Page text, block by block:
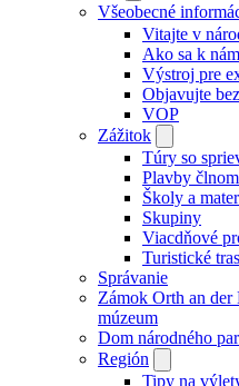
Všeobecné
Vitajte v
Ako sa k
Výstroj pre
Objavujte
VOP
Zážitok
Túry so
Plavby
Školy a
Skupiny
Viacdňové
Turistické
Správanie
Zámok Orth an der
múzeum
Dom národného
Región
Tipy na